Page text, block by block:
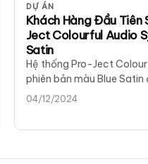
DỰ ÁN
Khách Hàng Đầu Tiên
Ject Colourful Audio
Satin
Hệ thống Pro-Ject
phiên bản màu Blue
được chủ nhân xứng tầm.
04/12/2024